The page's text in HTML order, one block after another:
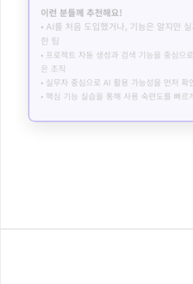
이런 분들께 추천해요!
• AI를 처음 도입했거나, 기능은 알지만
한 팀
• 프로젝트 자동 생성과 검색 기능을 중심으
은 조직
• 실무자 중심으로 AI 활용 가능성을 먼저 확
• 핵심 기능 실습을 통해 사용 숙련도를 빠르